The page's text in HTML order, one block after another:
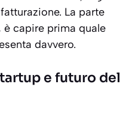
La parte
capire prima quale
davvero.
e futuro del